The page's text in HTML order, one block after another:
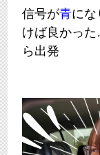
信号が青にな
けば良かっ
ら出発